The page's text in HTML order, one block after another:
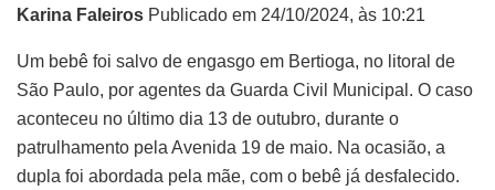
Karina Faleiros Publicado em 24/10/2024, às 10:21
Um bebê foi salvo de engasgo em Bertioga, no litoral de
São Paulo, por agentes da Guarda Civil Municipal. O caso
aconteceu no último dia 13 de outubro, durante o
patrulhamento pela Avenida 19 de maio. Na ocasião, a
dupla foi abordada pela mãe, com o bebê já desfalecido.